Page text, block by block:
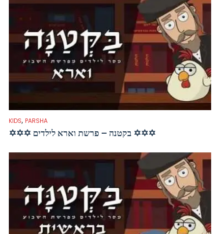
KIDS, PARSHA
✡✡✡ בקטנה – פרשת וארא לילדים ✡✡✡